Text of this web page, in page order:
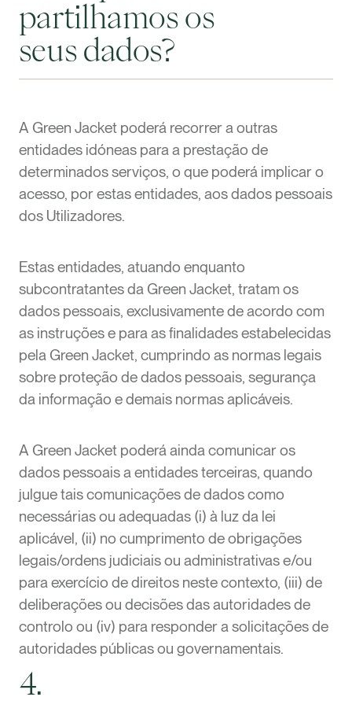
partilhamos os
seus dados?
A Green Jacket poderá recorrer a outras
entidades idóneas para a prestação de
determinados serviços, o que poderá implicar o
acesso, por estas entidades, aos dados pessoais
dos Utilizadores.
Estas entidades, atuando enquanto
subcontratantes da Green Jacket, tratam os
dados pessoais, exclusivamente de acordo com
as instruções e para as finalidades estabelecidas
pela Green Jacket, cumprindo as normas legais
sobre proteção de dados pessoais, segurança
da informação e demais normas aplicáveis.
A Green Jacket poderá ainda comunicar os
dados pessoais a entidades terceiras, quando
julgue tais comunicações de dados como
necessárias ou adequadas (i) à luz da lei
aplicável, (ii) no cumprimento de obrigações
legais/ordens judiciais ou administrativas e/ou
para exercício de direitos neste contexto, (iii) de
deliberações ou decisões das autoridades de
controlo ou (iv) para responder a solicitações de
autoridades públicas ou governamentais.
4.